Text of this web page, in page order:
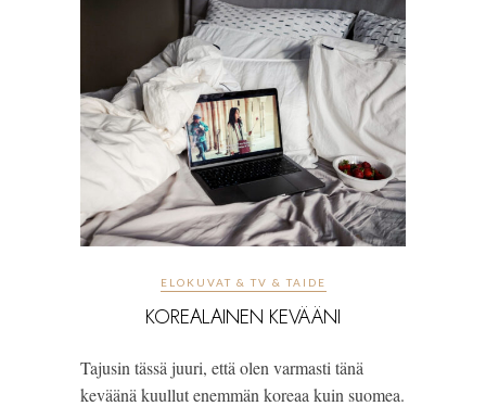
ELOKUVAT & TV & TAIDE
KOREALAINEN KEVÄÄNI
Tajusin tässä juuri, että olen varmasti tänä
keväänä kuullut enemmän koreaa kuin suomea.